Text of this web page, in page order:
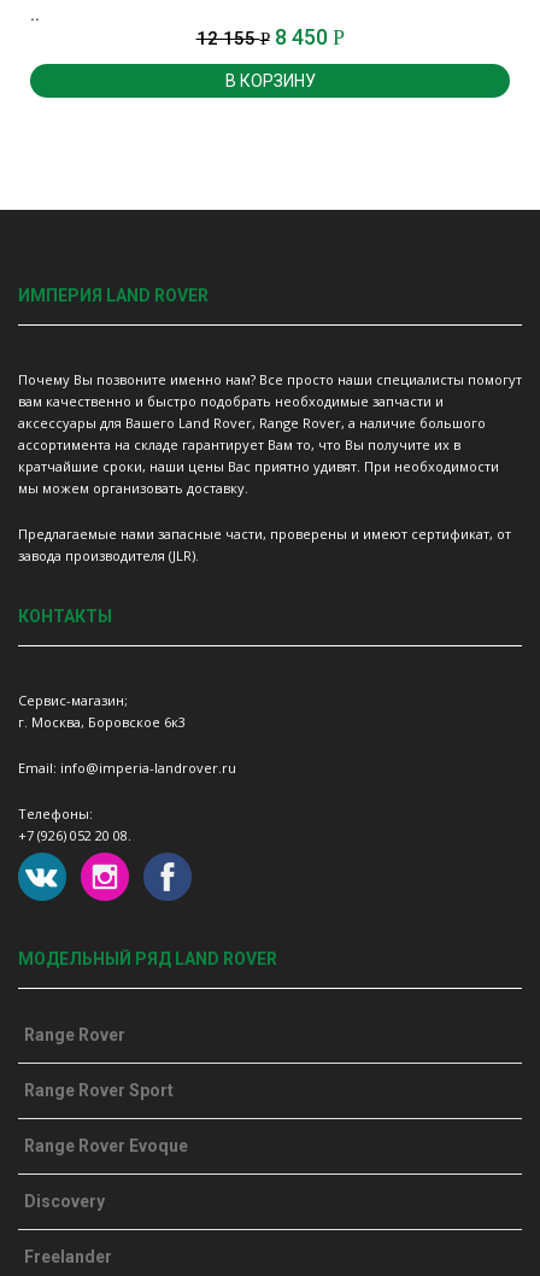
..
12 155Р 8 450 Р
В КОРЗИНУ
ИМПЕРИЯ LAND ROVER
Почему Вы позвоните именно нам? Все просто наши специалисты помогут
вам качественно и быстро подобрать необходимые запчасти и
аксессуары для Вашего Land Rover, Range Rover, а наличие большого
ассортимента на складе гарантирует Вам то, что Вы получите их в
кратчайшие сроки, наши цены Вас приятно удивят. При необходимости
мы можем организовать доставку.
Предлагаемые нами запасные части, проверены и имеют сертификат, от
завода производителя (JLR).
КОНТАКТЫ
Сервис-магазин;
г. Москва, Боровское 6к3
Email: info@imperia-landrover.ru
Телефоны:
+7 (926) 052 20 08.
МОДЕЛЬНЫЙ РЯД LAND ROVER
Range Rover
Range Rover Sport
Range Rover Evoque
Discovery
Freelander